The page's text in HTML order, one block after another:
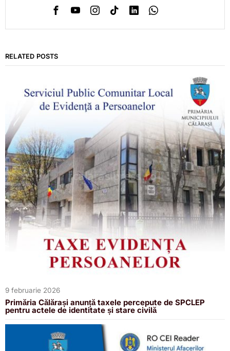
RELATED POSTS
9 februarie 2026
Primăria Călărași anunță taxele percepute de SPCLEP
pentru actele de identitate și stare civilă